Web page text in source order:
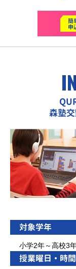
簡
申
森塾
対象学年
小学2年～高校3
授業曜日・時間